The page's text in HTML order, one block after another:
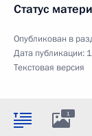
Статус
Опубликован в
Дата публикации:
Текстовая версия
1